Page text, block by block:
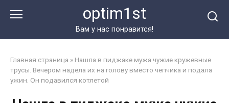
optim1st
Вам у нас понравится!
Главная страница » Нашла в пиджаке мужа чужие кружевные
трусы. Вечером надела их на голову вместо чепчика и подала
ужин. Он подавился котлетой